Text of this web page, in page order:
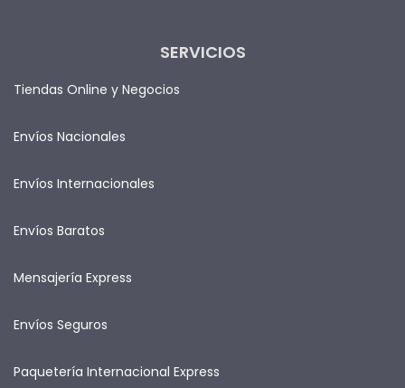
SERVICIOS
Tiendas Online y Negocios
Envíos Nacionales
Envíos Internacionales
Envíos Baratos
Mensajería Express
Envíos Seguros
Paquetería Internacional Express